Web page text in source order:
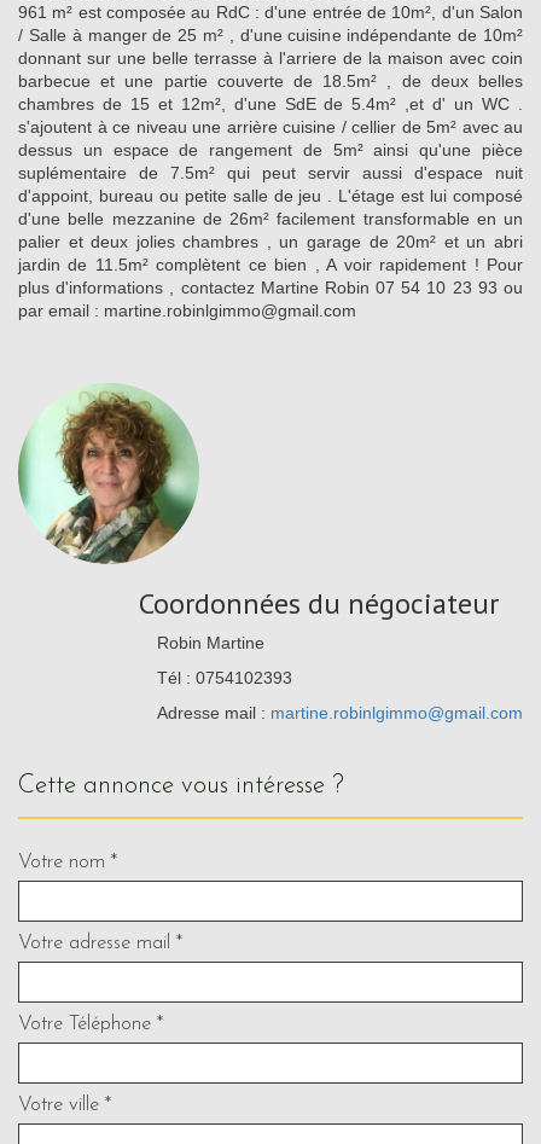
961 m² est composée au RdC : d'une entrée de 10m², d'un Salon
/ Salle à manger de 25 m² , d'une cuisine indépendante de 10m²
donnant sur une belle terrasse à l'arriere de la maison avec coin
barbecue et une partie couverte de 18.5m² , de deux belles
chambres de 15 et 12m², d'une SdE de 5.4m² ,et d' un WC .
s'ajoutent à ce niveau une arrière cuisine / cellier de 5m² avec au
dessus un espace de rangement de 5m² ainsi qu'une pièce
suplémentaire de 7.5m² qui peut servir aussi d'espace nuit
d'appoint, bureau ou petite salle de jeu . L'étage est lui composé
d'une belle mezzanine de 26m² facilement transformable en un
palier et deux jolies chambres , un garage de 20m² et un abri
jardin de 11.5m² complètent ce bien , A voir rapidement ! Pour
plus d'informations , contactez Martine Robin 07 54 10 23 93 ou
par email : martine.robinlgimmo@gmail.com
Coordonnées du négociateur
Robin Martine
Tél : 0754102393
Adresse mail : martine.robinlgimmo@gmail.com
cette annonce vous intéresse ?
Votre nom *
Votre adresse mail *
Votre Téléphone *
Votre ville *